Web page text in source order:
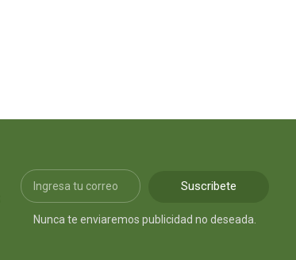
Suscribete
Nunca te enviaremos publicidad no deseada.